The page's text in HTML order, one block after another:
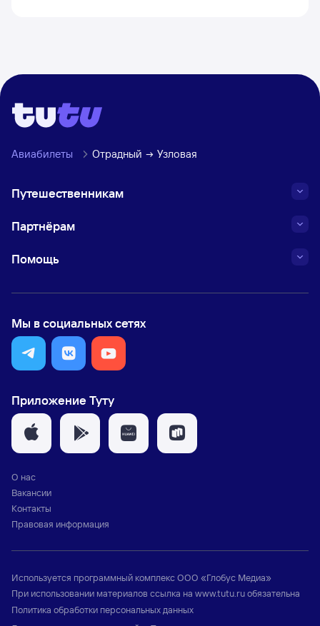
Авиабилеты Отрадный Узловая
Путешественникам
Партнёрам
Помощь
Мы в социальных сетях
Приложение Туту
О нас
Вакансии
Контакты
Правовая информация
Используется программный комплексООО «Глобус Медиа»
При использовании материалов ссылка на www.tutu.ruобязательна
Политика обработки персональных данных